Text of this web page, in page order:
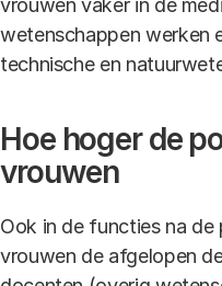
vrouwen vaker in de
wetenschappen werken
technische en
Hoe hoger de
vrouwen
Ook in de functies na
vrouwen de afgelopen